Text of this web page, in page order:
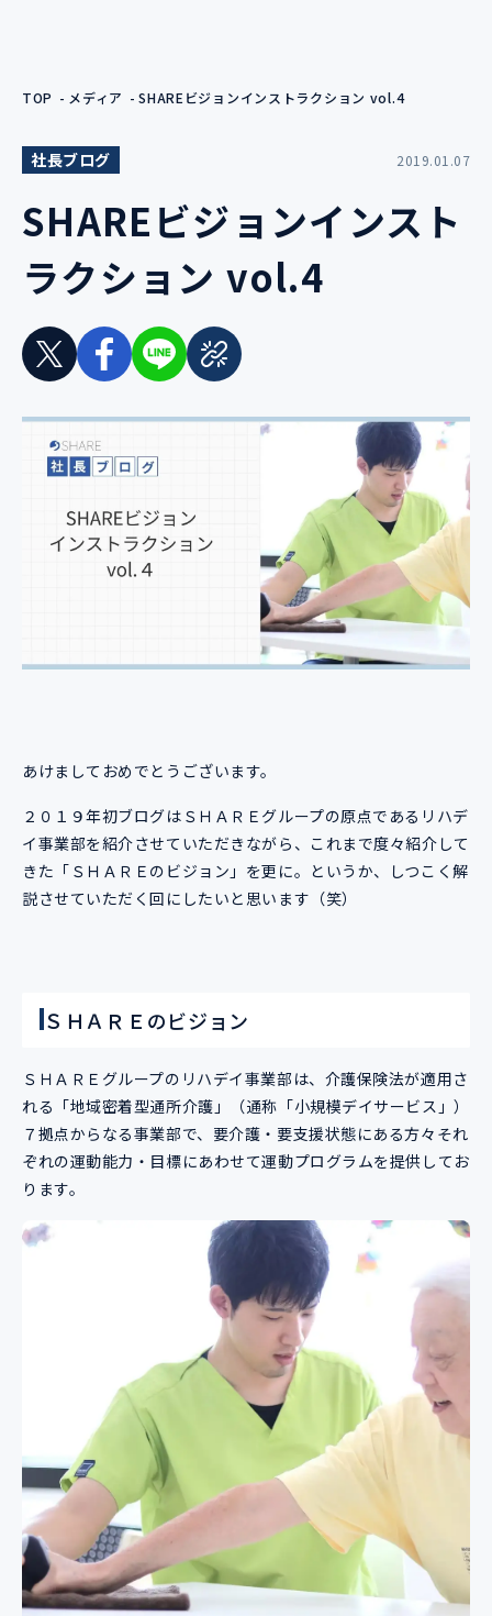
TOP メディア SHAREビジョンインストラクション vol.4
社長ブログ 2019.01.07
SHAREビジョンインスト
ラクション vol.4
あけましておめでとうございます。
２０１９年初ブログはＳＨＡＲＥグループの原点であるリハデ
イ事業部を紹介させていただきながら、これまで度々紹介して
きた「ＳＨＡＲＥのビジョン」を更に。というか、しつこく解
説させていただく回にしたいと思います（笑）
ＳＨＡＲＥのビジョン
ＳＨＡＲＥグループのリハデイ事業部は、介護保険法が適用さ
れる「地域密着型通所介護」（通称「小規模デイサービス」）
７拠点からなる事業部で、要介護・要支援状態にある方々それ
ぞれの運動能力・目標にあわせて運動プログラムを提供してお
ります。